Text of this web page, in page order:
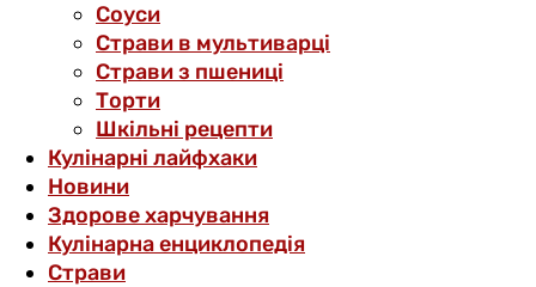
Соуси
Страви в мультиварці
Страви з пшениці
Торти
Шкільні рецепти
Кулінарні лайфхаки
Новини
Здорове харчування
Кулінарна енциклопедія
Страви